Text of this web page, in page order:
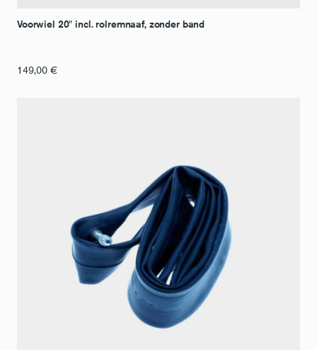
Voorwiel 20″ incl. rolremnaaf, zonder band
149,00 €